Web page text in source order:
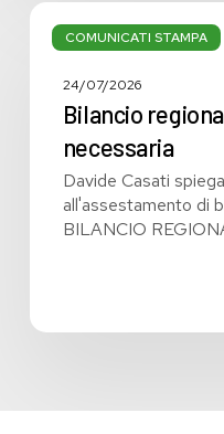
COMUNICATI STAMPA
Bilancio
regionale:
svolta
24/07/2026
Bilancio
necessaria
Davide Casati
all'assestamento di
BILANCIO